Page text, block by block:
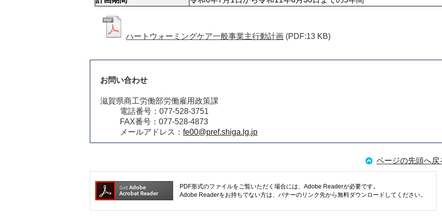
ハートウォーミングケア一般事業主行動計画 (PDF:13 KB)
お問い合わせ
滋賀県商工労働部労働雇用政策課
電話番号：077-528-3751
FAX番号：077-528-4873
メールアドレス： fe00@pref.shiga.lg.jp
ページの先頭へ戻
PDF形式のファイルをご覧いただく場合には、Adobe Readerが必要です。
Adobe Readerをお持ちでない方は、バナーのリンク先から無料ダウンロードしてください。